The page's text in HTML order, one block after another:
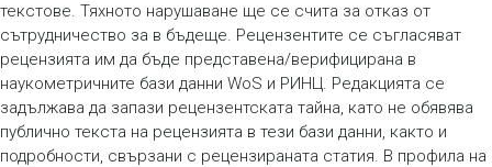
текстове. Тяхното нарушаване ще се счита за отказ от
сътрудничество за в бъдеще. Рецензентите се съгласяват
рецензията им да бъде представена/верифицирана в
наукометричните бази данни WoS и РИНЦ. Редакцията се
задължава да запази рецензентската тайна, като не обявява
публично текста на рецензията в тези бази данни, както и
подробности, свързани с рецензираната статия. В профила на